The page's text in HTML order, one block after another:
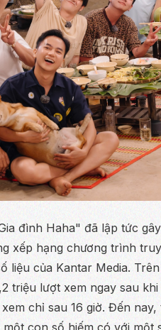
đình Haha" đã lập tức
xếp hạng chương trình
liệu của Kantar Media.
triệu lượt xem ngay sau
chỉ sau 16 giờ. Đến